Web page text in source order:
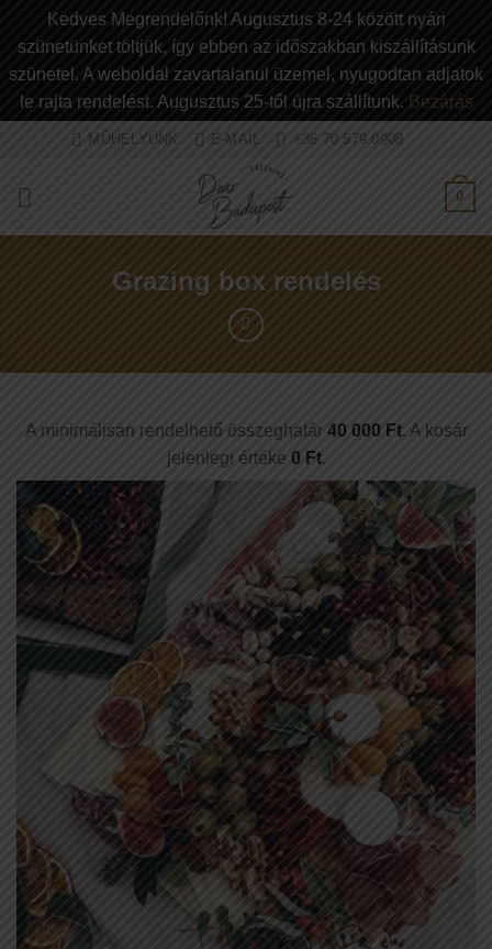
Kedves Megrendelőnk! Augusztus 8-24 között nyári
szünetünket töltjük, így ebben az időszakban kiszállításunk
szünetel. A weboldal zavartalanul üzemel, nyugodtan adjatok
le rajta rendelést. Augusztus 25-től újra szállítunk. Bezárás
tartalomra
MŰHELYÜNK E-MAIL +36 70 579 0908
0
Grazing box rendelés
A minimálisan rendelhető összeghatár 40 000 Ft. A kosár
jelenlegi értéke 0 Ft.